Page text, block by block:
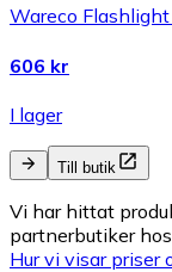
Wareco
606 kr
I lager
Till butik
Vi har hittat
partnerbutiker
Hur vi visar priser